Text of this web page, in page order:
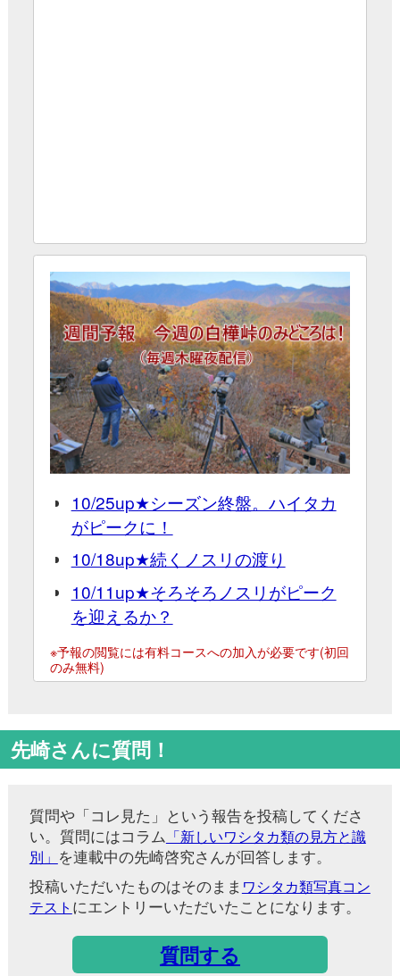
10/11up★そろそろノスリがピーク
を迎えるか？
10/4up★種数を楽しむシーズンに！
9/27up★台風通過後がチャンス！
9/20up★今年の渡りは早い。晴れ間
を逃すな！
9/13up★週明けの比較的天気のいい
日がチャンス
9/6up★シーズンスタート！序盤サ
シバ好調
※予報の閲覧には有料コースへの加入が必要です(初回
のみ無料)
先崎さんに質問！
質問や「コレ見た」という報告を投稿してくださ
い。質問にはコラム「新しいワシタカ類の見方と識
投稿いただいたものはそのままワシタカ類写真コン
にエントリーいただいたことになります。
質問する
※質問には無料の会員登録が必要です
※すべての質問に専門家が答えるわけではありま
映されるには時間がかかります)